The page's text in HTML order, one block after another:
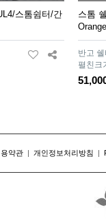
스톰쉼터/간
스톰
반고
펼친크
용약관 | 개인정보처리방침 |